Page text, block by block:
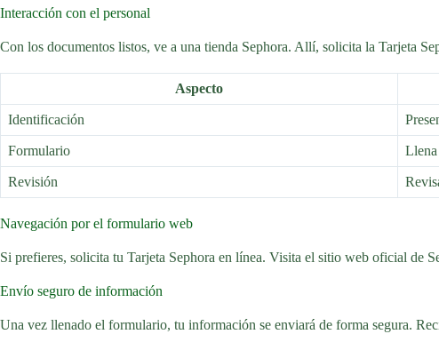
Interacción con el personal
Con los documentos listos, ve a una tienda Sephora. Allí, solicita la Tarjeta
Aspecto
Identificación
Formulario
Revisión
Navegación por el formulario web
Si prefieres, solicita tu Tarjeta Sephora en línea. Visita el sitio web oficial de
Envío seguro de información
Una vez llenado el formulario, tu información se enviará de forma segura.